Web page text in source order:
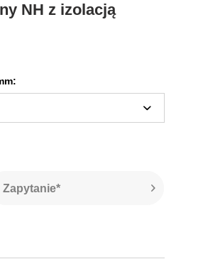
NH z izolacją
Zapytanie*